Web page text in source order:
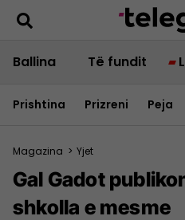
Ballina Të fundit
Prishtina Prizreni Peja
Magazina > Yjet
Gal Gadot
shkolla e mesme